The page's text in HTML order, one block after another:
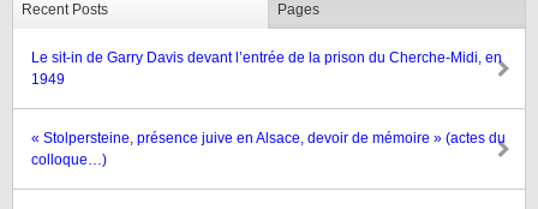
Recent Posts Pages
Le sit-in de Garry Davis devant l’entrée de la prison du Cherche-Midi, en
1949
« Stolpersteine, présence juive en Alsace, devoir de mémoire » (actes du
colloque…)